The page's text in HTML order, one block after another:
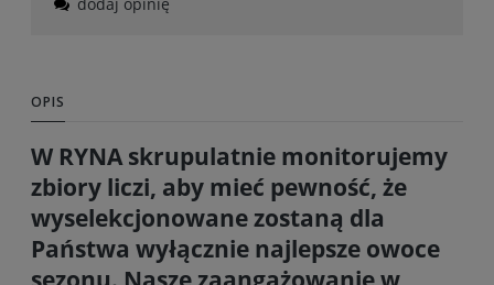
OPIS
W RYNA skrupulatnie monitorujemy
zbiory liczi, aby mieć pewność, że
wyselekcjonowane zostaną dla
Państwa wyłącznie najlepsze owoce